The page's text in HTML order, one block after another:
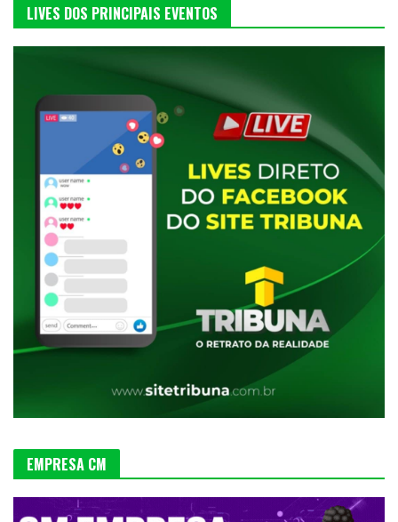
LIVES DOS PRINCIPAIS EVENTOS
EMPRESA CM